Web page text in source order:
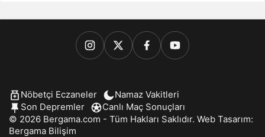
Nöbetçi Eczaneler
Namaz Vakitleri
Son Depremler
Canlı Maç Sonuçları
© 2026 Bergama.com - Tüm Hakları Saklıdır. Web Tasarım:
Bergama Bilişim